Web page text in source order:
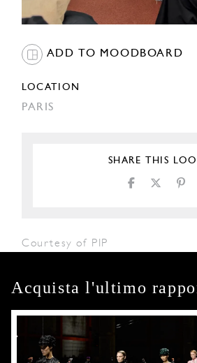
ADD TO MOODBOARD
LOCATION
PARIS
SHARE THIS
Courtesy of PIP
Acquista l'ultimo